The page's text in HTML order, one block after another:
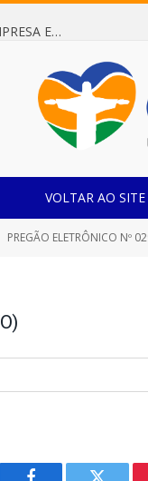
Dispensa de Licitação 085/2026 (CONTRATAÇÃO DE EMPRESA ESPECIALIZADA NA FABRICAÇÃO DE MÓVEIS SOB MEDIDA COM ESTRUTURA METÁLICA EM METALON PARA ATENDIMENTO DAS NECESSIDADES DA SALA SIMOV DA EMEF MADRE MARIA VIGANÓ)
VOLTAR AO
PREGÃO ELETRÔNICO Nº